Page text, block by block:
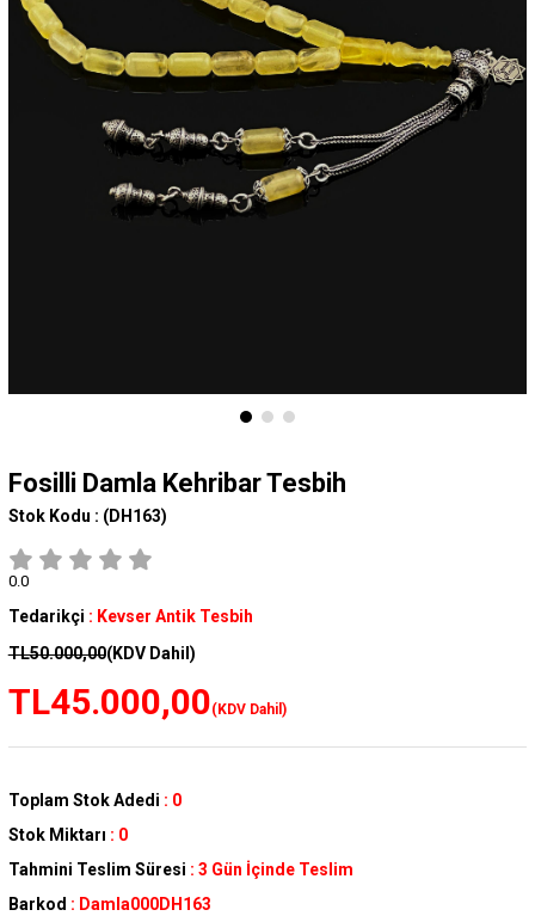
Fosilli Damla Kehribar Tesbih
Stok Kodu : (DH163)
0.0
Tedarikçi : Kevser Antik Tesbih
TL50.000,00(KDV Dahil)
TL45.000,00(KDV Dahil)
Toplam Stok Adedi : 0
Stok Miktarı : 0
Tahmini Teslim Süresi : 3 Gün İçinde Teslim
Barkod : Damla000DH163